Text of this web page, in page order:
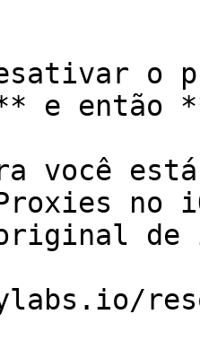
o
e então
você
no